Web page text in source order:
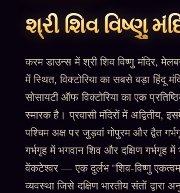
શ્રી શિવ વિષ્ણુ
करम डाउन्स में श्री शिव विष्णु मंदिर,
में स्थित, विक्टोरिया का सबसे बड़ा हिंदू
सोसायटी ऑफ विक्टोरिया का एक
स्मारक है। प्रवासी मंदिरों में अद्वितीय,
पश्चिम अक्ष पर जुड़वां गोपुरम और द्वैत
गर्भगृह में भगवान शिव और दक्षिण गर्भगृह में
वेंकटेश्वर — एक दुर्लभ "शिव-विष्णु
व्यवस्था जिसे दक्षिण भारतीय संतों द्वारा